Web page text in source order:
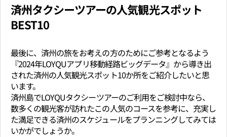
済州タクシーツアーの人気観光スポット
BEST10
最後に、済州の旅をお考えの方のためにご参考となるよう
『2024年LOYQUアプリ移動経路ビッグデータ』から導き出
された済州の人気観光スポット10か所をご紹介したいと思
います。
済州島でLOYQUタクシーツアーのご利用をご検討中なら、
数多くの観光客が訪れたこの人気のコースを参考に、充実し
た満足できる済州のスケジュールをプランニングしてみては
いかがでしょうか。